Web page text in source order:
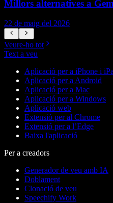
Millors alternatives a
22 de maig del 2026
Veure-ho tot
Text a veu
Aplicació per a iPhone i
Aplicació per a Android
Aplicació per a Mac
Aplicació per a Windows
Aplicació web
Extensió per al Chrome
Extensió per a l’Edge
Baixa l'aplicació
Per a creadors
Generador de veu amb IA
Doblament
Clonació de veu
Speechify Work